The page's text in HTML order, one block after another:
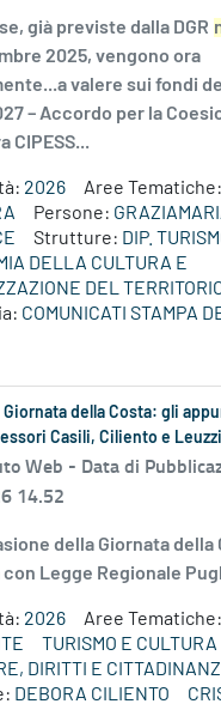
già previste dalla DGR
2025, vengono ora
valere sui fondi
– Accordo per la
CIPESS...
2026 Aree Tematiche:
Persone:
Strutture: DIP.
DELLA CULTURA E
DEL
COMUNICATI STAMPA
Giornata della Costa: gli
Casili, Ciliento e Leuzzi
Web - Data di
14.52
della Giornata della
Legge Regionale
2026
Aree Tematiche:
TURISMO E CULTURA
DIRITTI E
DEBORA CILIENTO